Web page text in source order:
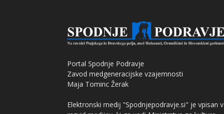
Portal Spodnje Podravje
Zavod medgeneracijske vzajemnosti
Maja Tominc Žerak
Elektronski medij "Spodnjepodravje.si" je vpisan v